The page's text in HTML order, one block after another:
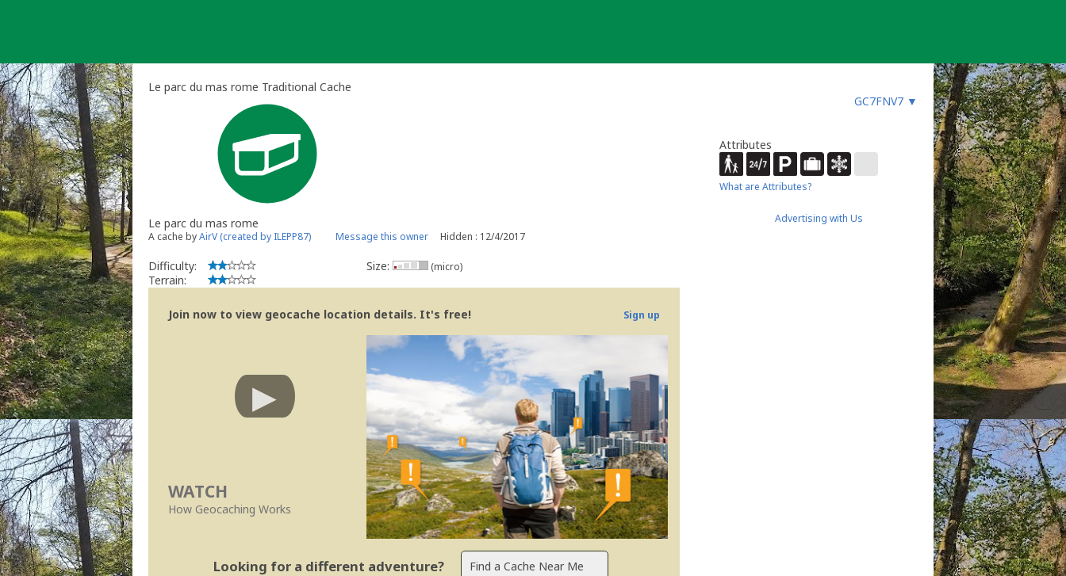
Le parc du mas rome Traditional Cache
GC7FNV7 ▼
Le parc du mas rome
A cache byAirV (created by ILEPP87) Message this owner Hidden : 12/4/2017
Difficulty:
Terrain:
Size: (micro)
Join now to view geocache location details. It's free! Sign up
WATCH
How Geocaching Works
Looking for a different adventure?
Attributes
What are Attributes?
Advertising with Us